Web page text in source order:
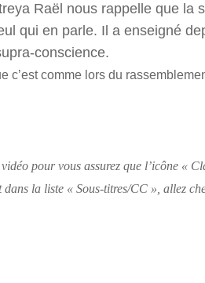
Raël nous rappelle que la
qui en parle. Il a enseigné
conscience.
c’est comme lors du
pour vous assurez que l’icône «
dans la liste « Sous-titres/CC », allez